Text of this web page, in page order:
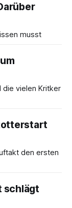
musst
die vielen Kritker
den ersten
schlägt